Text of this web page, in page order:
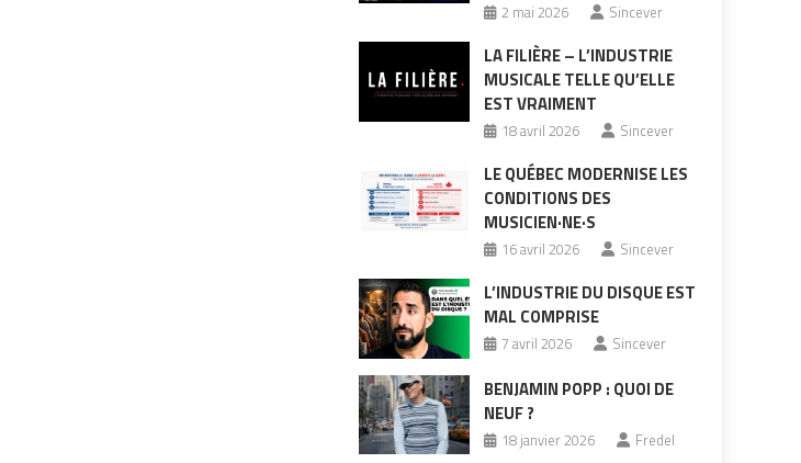
2 mai 2026 Sincever
LA FILIÈRE – L’INDUSTRIE
MUSICALE TELLE QU’ELLE
EST VRAIMENT
18 avril 2026 Sincever
LE QUÉBEC MODERNISE LES
CONDITIONS DES
MUSICIEN·NE·S
16 avril 2026 Sincever
L’INDUSTRIE DU DISQUE EST
MAL COMPRISE
7 avril 2026 Sincever
BENJAMIN POPP : QUOI DE
NEUF ?
18 janvier 2026 Fredel